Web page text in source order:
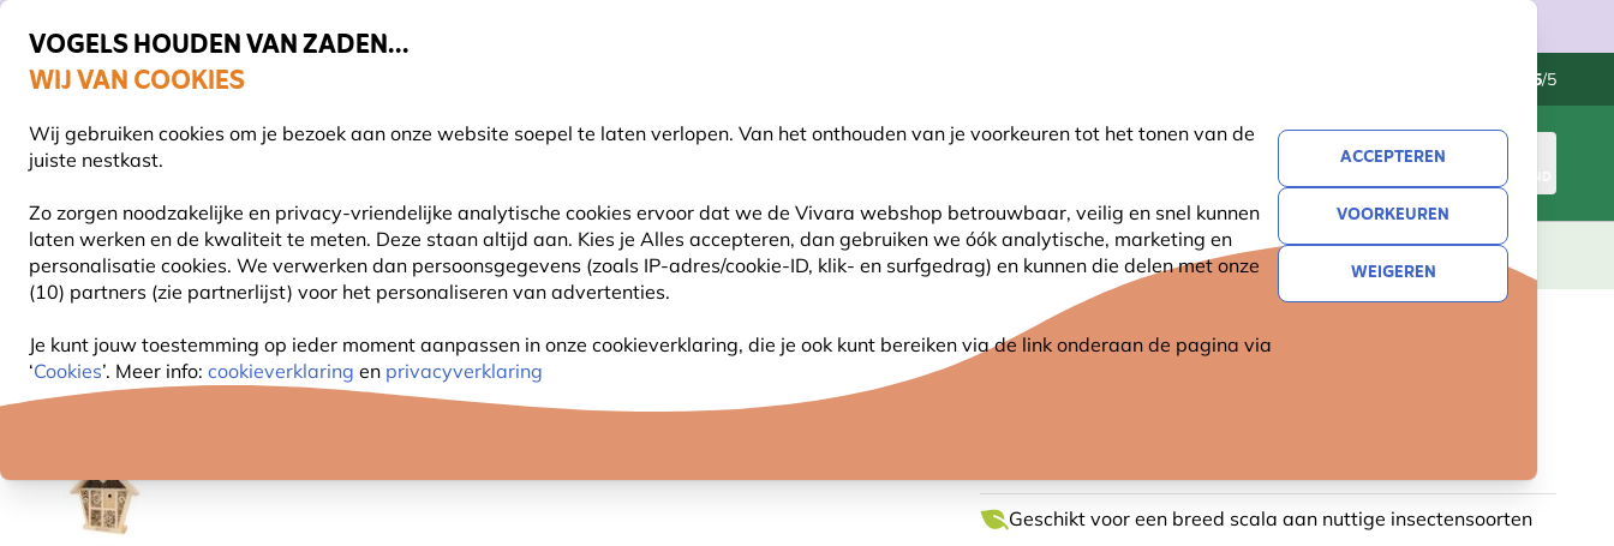
VOGELS HOUDEN VAN ZADEN...
WIJ VAN COOKIES
Wij gebruiken cookies om je bezoek aan onze website soepel te laten verlopen. Van het onthouden van je voorkeuren tot het tonen van de
juiste nestkast.
Zo zorgen noodzakelijke en privacy-vriendelijke analytische cookies ervoor dat we de Vivara webshop betrouwbaar, veilig en snel kunnen
laten werken en de kwaliteit te meten. Deze staan altijd aan. Kies je Alles accepteren, dan gebruiken we óók analytische, marketing en
personalisatie cookies. We verwerken dan persoonsgegevens (zoals IP-adres/cookie-ID, klik- en surfgedrag) en kunnen die delen met onze
(10) partners (zie partnerlijst) voor het personaliseren van advertenties.
Je kunt jouw toestemming op ieder moment aanpassen in onze cookieverklaring, die je ook kunt bereiken via de link onderaan de pagina via
‘Cookies’. Meer info: cookieverklaring en privacyverklaring
ACCEPTEREN
VOORKEUREN
WEIGEREN
Uitstekend beoordeeld in 11 landen
Gratis thuisbezorgd vanaf €49 4.5/5
Zoeken
WINKELMAND
VOGELVOER VOEDERSYSTEMEN VOGELHUISJES ANDERE DIEREN PLANTEN NATUURBELEVING CADEAUS NIEUW SALE
30% KORTING
Geschikt voor een breed scala aan nuttige insectensoorten